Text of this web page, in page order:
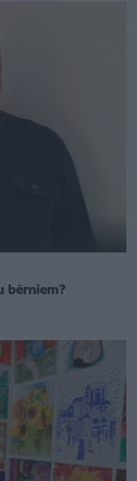
bērniem?